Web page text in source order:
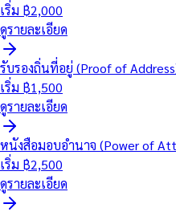
เริ่ม ฿2,000
ดูรายละเอียด
รับรองถิ่นที่อยู่ (Proof of
เริ่ม ฿1,500
ดูรายละเอียด
หนังสือมอบอำนาจ (Power of
เริ่ม ฿2,500
ดูรายละเอียด